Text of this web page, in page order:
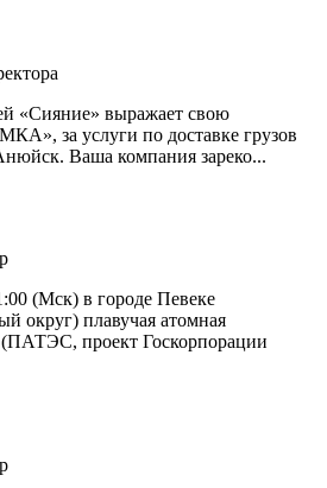
«Сияние» выражает свою
за услуги по доставке грузов
Ваша компания зареко...
(Мск) в городе Певеке
округ) плавучая атомная
(ПАТЭС, проект Госкорпорации